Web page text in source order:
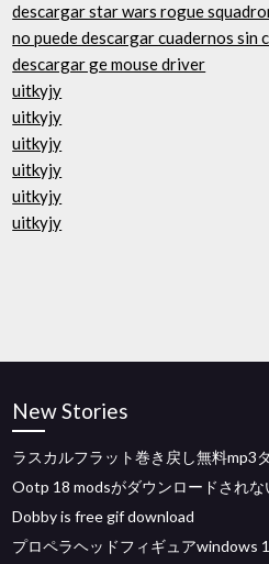
descargar star wars rogue
no puede descargar cuadernos sin
descargar ge mouse driver
uitkyjy
uitkyjy
uitkyjy
uitkyjy
uitkyjy
uitkyjy
New Stories
ラスカルフラット巻き戻し無料mp3
Ootp 18 modsがダウンロードされな
Dobby is free gif download
プロペラヘッドフィギュアwindows